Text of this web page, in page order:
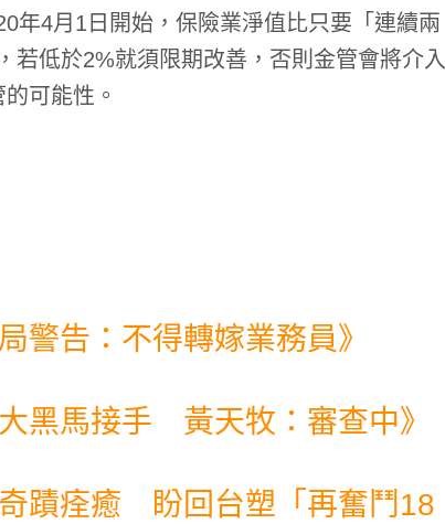
年4月1日開始，保險業淨值比只要「連續兩
若低於2%就須限期改善，否則金管會將介入
可能性。
警告：不得轉嫁業務員》
黑馬接手 黃天牧：審查中》
蹟痊癒 盼回台塑「再奮鬥18